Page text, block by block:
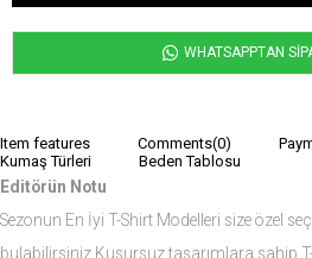
WHATSAPPTAN
Item features Comments(0)
Kumaş Türleri
Beden Tablosu
Editörün Notu
Sezonun En İyi T-Shirt Modelleri size özel
bulabilirsiniz.Kusursuz tasarımlara sahip